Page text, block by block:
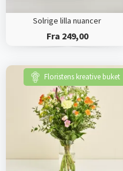
Solrige lilla nuancer
Fra 249,00
Floristens kreative buket